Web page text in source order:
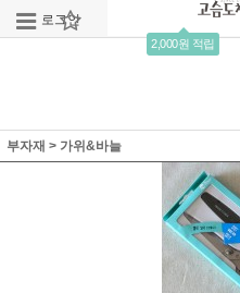
로그인 회원가입
2,000원 적립
부자재 > 가위&바늘